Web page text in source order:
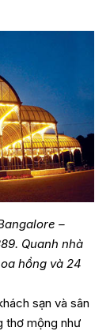
–
Quanh nhà
hồng và 24
sạn và sân
thơ mộng như